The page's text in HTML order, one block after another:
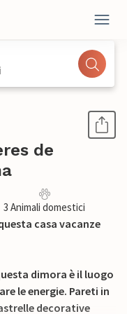
de
3 Animali domestici
casa vacanze
dimora è il luogo
le energie. Pareti in
decorative